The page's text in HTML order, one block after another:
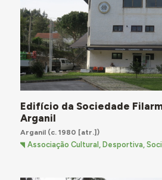
Edifício da Sociedade
Arganil
Arganil(c. 1980 [atr.])
Associação Cultural, Desportiva,